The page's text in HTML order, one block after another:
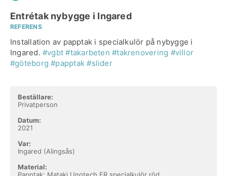
Entrétak nybygge i Ingared
REFERENS
Installation av papptak i specialkulör på nybygge i
Ingared.#vgbt #takarbeten #takrenovering #villor
#göteborg #papptak #slider
Beställare:
Privatperson
Datum:
2021
Var:
Ingared (Alingsås)
Material: